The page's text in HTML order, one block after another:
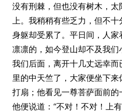
没有刑棘，但也没有树木，
上。我稍稍有些乏力，但不
身躯却受累了。平日间，人
凛凛的，如今登山却不及我
我们后面，离开十几丈远幸
里的中天竺了，大家便坐下
打扇；他看见一尊菩萨面前的
他便说道：“不对！不对！上